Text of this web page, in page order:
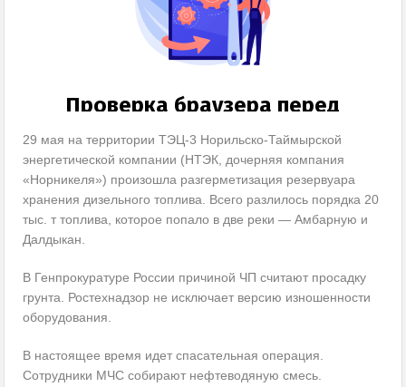
29 мая на территории ТЭЦ-3 Норильско-Таймырской
энергетической компании (НТЭК, дочерняя компания
«Норникеля») произошла разгерметизация резервуара
хранения дизельного топлива. Всего разлилось порядка 20
тыс. т топлива, которое попало в две реки — Амбарную и
Далдыкан.
В Генпрокуратуре России причиной ЧП считают просадку
грунта. Ростехнадзор не исключает версию изношенности
оборудования.
В настоящее время идет спасательная операция.
Сотрудники МЧС собирают нефтеводяную смесь.